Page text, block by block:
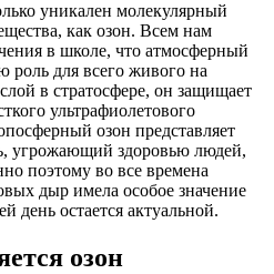
уникален молекулярный
как озон. Всем нам
в школе, что атмосферный
роль для всего живого на
в стратосфере, он защищает
ультрафиолетового
озон представляет
угрожающий здоровью людей,
поэтому во все времена
дыр имела особое значение
день остается актуальной.
озон